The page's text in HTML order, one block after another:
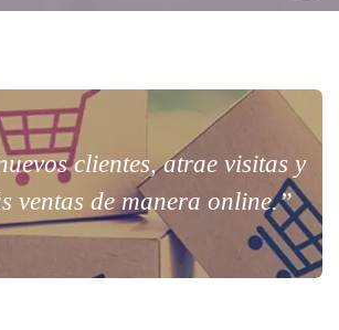
clientes, atrae visitas y
ventas de manera online.”